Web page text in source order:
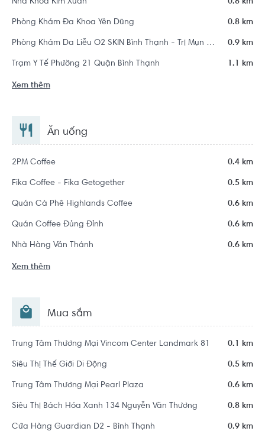
Nha Khoa Kim Xuân 0.8 km
Phòng Khám Đa Khoa Yên Dũng 0.8 km
Phòng Khám Da Liễu O2 SKIN Bình Thạnh - Trị Mụn Chuẩn Y Khoa 0.9 km
Trạm Y Tế Phường 21 Quận Bình Thạnh 1.1 km
Xem thêm
Ăn uống
2PM Coffee 0.4 km
Fika Coffee - Fika Getogether 0.5 km
Quán Cà Phê Highlands Coffee 0.6 km
Quán Coffee Đủng Đỉnh 0.6 km
Nhà Hàng Văn Thánh 0.6 km
Xem thêm
Mua sắm
Trung Tâm Thương Mại Vincom Center Landmark 81 0.1 km
Siêu Thị Thế Giới Di Động 0.5 km
Trung Tâm Thương Mại Pearl Plaza 0.6 km
Siêu Thị Bách Hóa Xanh 134 Nguyễn Văn Thương 0.8 km
Cửa Hàng Guardian D2 - Bình Thạnh 0.9 km